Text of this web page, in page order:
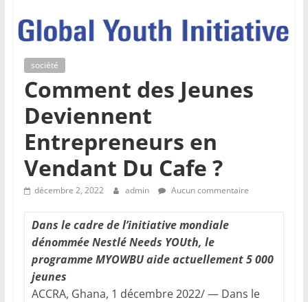
société
Comment des Jeunes
Deviennent
Entrepreneurs en
Vendant Du Cafe ?
décembre 2, 2022 admin Aucun commentaire
Dans le cadre de l’initiative mondiale
dénommée Nestlé Needs YOUth, le
programme MYOWBU aide actuellement 5 000
jeunes
ACCRA, Ghana, 1 décembre 2022/ — Dans le